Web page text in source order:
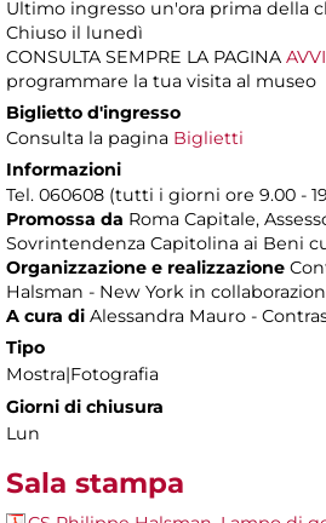
Ultimo ingresso un'ora prima della
Chiuso il lunedì
CONSULTA SEMPRE LA PAGINA
programmare la tua visita al museo
Biglietto d'ingresso
Consulta la pagina Biglietti
Informazioni
Tel. 060608 (tutti i giorni ore 9.00 -
Promossa da Roma Capitale,
Sovrintendenza Capitolina ai Beni
Organizzazione e realizzazione
Halsman - New York in
A cura di Alessandra Mauro -
Tipo
Mostra|Fotografia
Giorni di chiusura
Lun
Sala stampa